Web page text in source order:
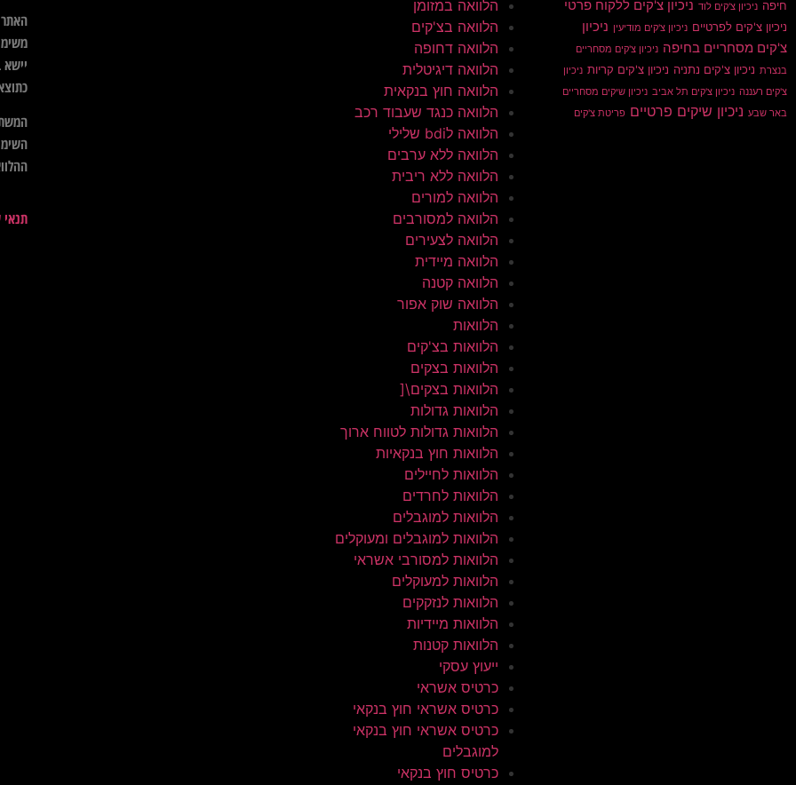
חיפה ניכיון צ'קים לוד ניכיון צ'קים ללקוח פרטי
ניכיון צ'קים לפרטיים ניכיון צ'קים מודיעין ניכיון
צ'קים מסחריים בחיפה ניכיון צ'קים מסחריים
בנצרת ניכיון צ'קים נתניה ניכיון צ'קים קריות ניכיון
צ'קים רעננה ניכיון צ'קים תל אביב ניכיון שיקים מסחריים
באר שבע ניכיון שיקים פרטיים פריטת צ'קים
הלוואה במזומן
הלוואה בצ'קים
הלוואה דחופה
הלוואה דיגיטלית
הלוואה חוץ בנקאית
הלוואה כנגד שעבוד רכב
הלוואה לbdi שלילי
הלוואה ללא ערבים
הלוואה ללא ריבית
הלוואה למורים
הלוואה למסורבים
הלוואה לצעירים
הלוואה מיידית
הלוואה קטנה
הלוואה שוק אפור
הלוואות
הלוואות בצ'קים
הלוואות בצקים
הלוואות בצקים\[
הלוואות גדולות
הלוואות גדולות לטווח ארוך
הלוואות חוץ בנקאיות
הלוואות לחיילים
הלוואות לחרדים
הלוואות למוגבלים
הלוואות למוגבלים ומעוקלים
הלוואות למסורבי אשראי
הלוואות למעוקלים
הלוואות לנזקקים
הלוואות מיידיות
הלוואות קטנות
ייעוץ עסקי
כרטיס אשראי
כרטיס אשראי חוץ בנקאי
כרטיס אשראי חוץ בנקאי
למוגבלים
כרטיס חוץ בנקאי
האתר